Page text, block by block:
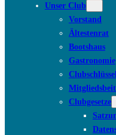
Unser Club
Vorstand
Ältestenrat
Bootshaus
Gastronomie
Clubgesetze